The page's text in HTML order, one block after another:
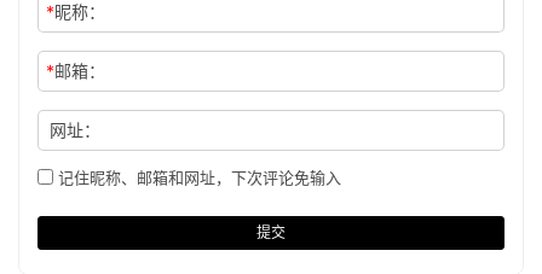
*昵称：
*邮箱：
网址：
记住昵称、邮箱和网址，下次评论免输入
提交